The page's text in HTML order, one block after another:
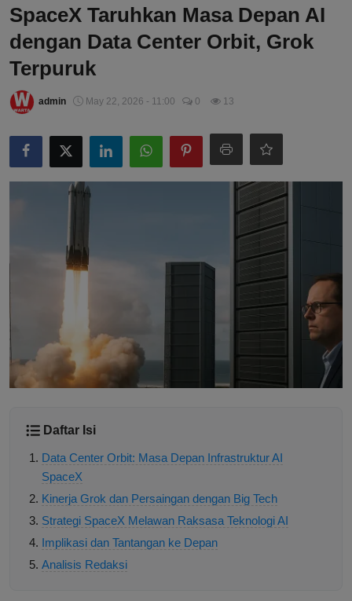
SpaceX Taruhkan Masa Depan AI
dengan Data Center Orbit, Grok
Terpuruk
admin May 22, 2026 - 11:00 0 13
Daftar Isi
Data Center Orbit: Masa Depan Infrastruktur AI
SpaceX
Kinerja Grok dan Persaingan dengan Big Tech
Strategi SpaceX Melawan Raksasa Teknologi AI
Implikasi dan Tantangan ke Depan
Analisis Redaksi